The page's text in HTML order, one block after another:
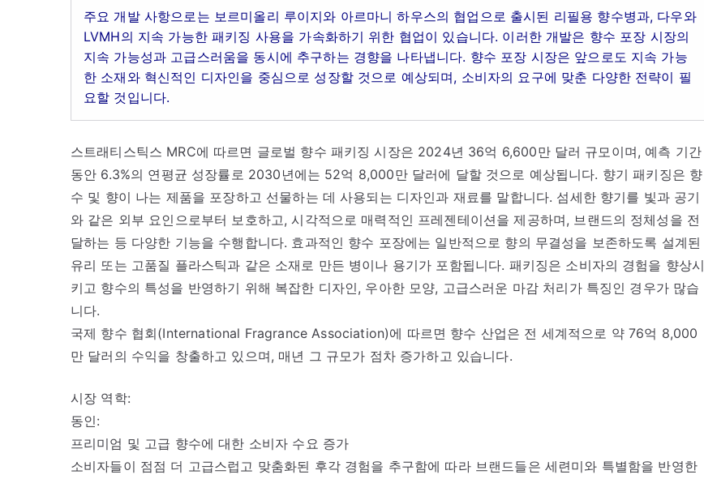
주요 개발 사항으로는 보르미올리 루이지와 아르마니 하우스의 협업으로 출시된 리필용 향수병과, 다우와
LVMH의 지속 가능한 패키징 사용을 가속화하기 위한 협업이 있습니다. 이러한 개발은 향수 포장 시장의
지속 가능성과 고급스러움을 동시에 추구하는 경향을 나타냅니다. 향수 포장 시장은 앞으로도 지속 가능
한 소재와 혁신적인 디자인을 중심으로 성장할 것으로 예상되며, 소비자의 요구에 맞춘 다양한 전략이 필
요할 것입니다.
스트래티스틱스 MRC에 따르면 글로벌 향수 패키징 시장은 2024년 36억 6,600만 달러 규모이며, 예측 기간
동안 6.3%의 연평균 성장률로 2030년에는 52억 8,000만 달러에 달할 것으로 예상됩니다. 향기 패키징은 향
수 및 향이 나는 제품을 포장하고 선물하는 데 사용되는 디자인과 재료를 말합니다. 섬세한 향기를 빛과 공기
와 같은 외부 요인으로부터 보호하고, 시각적으로 매력적인 프레젠테이션을 제공하며, 브랜드의 정체성을 전
달하는 등 다양한 기능을 수행합니다. 효과적인 향수 포장에는 일반적으로 향의 무결성을 보존하도록 설계된
유리 또는 고품질 플라스틱과 같은 소재로 만든 병이나 용기가 포함됩니다. 패키징은 소비자의 경험을 향상시
키고 향수의 특성을 반영하기 위해 복잡한 디자인, 우아한 모양, 고급스러운 마감 처리가 특징인 경우가 많습
니다.
국제 향수 협회(International Fragrance Association)에 따르면 향수 산업은 전 세계적으로 약 76억 8,000
만 달러의 수익을 창출하고 있으며, 매년 그 규모가 점차 증가하고 있습니다.
시장 역학:
동인:
프리미엄 및 고급 향수에 대한 소비자 수요 증가
소비자들이 점점 더 고급스럽고 맞춤화된 후각 경험을 추구함에 따라 브랜드들은 세련미와 특별함을 반영한